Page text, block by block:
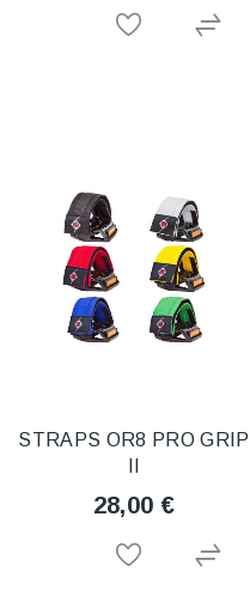
STRAPS OR8 PRO GRIP
28,00 €